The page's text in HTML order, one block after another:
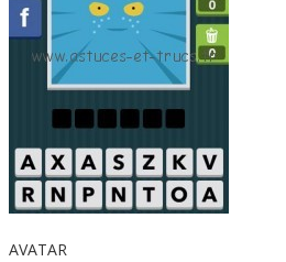
AVATAR